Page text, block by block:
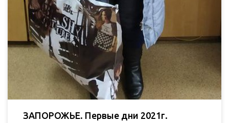
ЗАПОРОЖЬЕ. Первые дни 2021г.